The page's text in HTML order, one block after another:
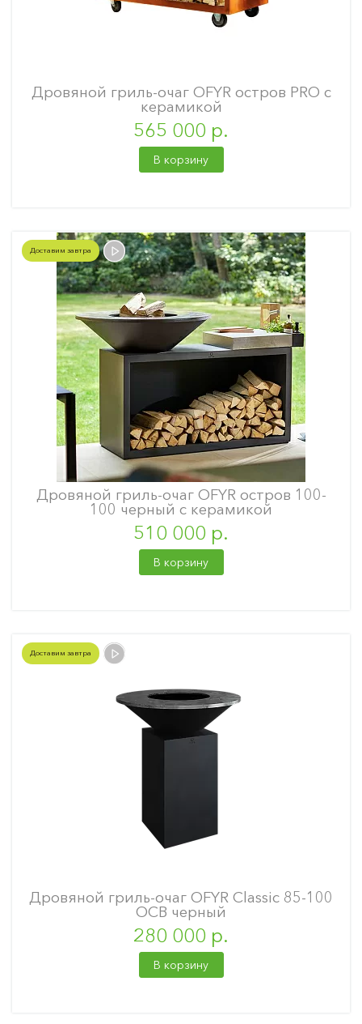
Дровяной гриль-очаг OFYR остров PRO с
керамикой
565 000 р.
В корзину
Доставим завтра
Дровяной гриль-очаг OFYR остров 100-
100 черный с керамикой
510 000 р.
В корзину
Доставим завтра
Дровяной гриль-очаг OFYR Classic 85-100
OCB черный
280 000 р.
В корзину